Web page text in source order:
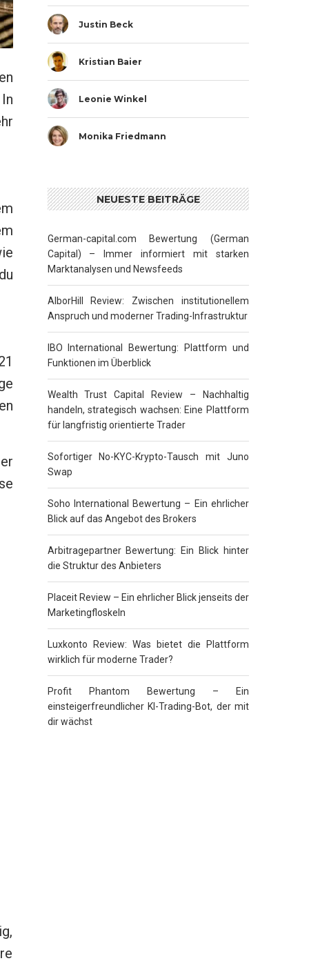
Justin Beck
Kristian Baier
Leonie Winkel
Monika Friedmann
NEUESTE BEITRÄGE
German-capital.com Bewertung (German
Capital) – Immer informiert mit starken
Marktanalysen und Newsfeeds
AlborHill Review: Zwischen institutionellem
Anspruch und moderner Trading-Infrastruktur
IBO International Bewertung: Plattform und
Funktionen im Überblick
Wealth Trust Capital Review – Nachhaltig
handeln, strategisch wachsen: Eine Plattform
für langfristig orientierte Trader
Sofortiger No-KYC-Krypto-Tausch mit Juno
Swap
Soho International Bewertung – Ein ehrlicher
Blick auf das Angebot des Brokers
Arbitragepartner Bewertung: Ein Blick hinter
die Struktur des Anbieters
Placeit Review – Ein ehrlicher Blick jenseits der
Marketingfloskeln
Luxkonto Review: Was bietet die Plattform
wirklich für moderne Trader?
Profit Phantom Bewertung – Ein
einsteigerfreundlicher KI-Trading-Bot, der mit
dir wächst